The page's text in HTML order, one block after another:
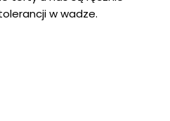
w wadze.